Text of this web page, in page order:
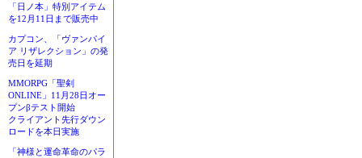
「日ノ本」特別アイテム
を12月11日まで販売中
カプコン、「ヴァンパイ
ア リザレクション」の発
売日を延期
MMORPG「聖剣
ONLINE」11月28日オー
プンβテスト開始
クライアント先行ダウン
ロードを本日実施
「神様と運命革命のパラ